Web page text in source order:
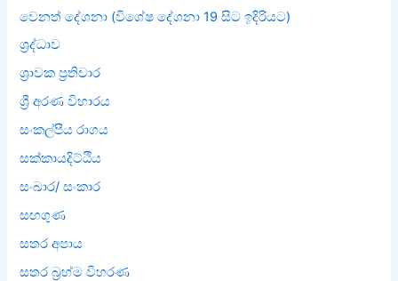
වෙනත් දේශනා (විශේෂ දේශනා 19 සිට ඉදිරියට)
ශ්‍රද්ධාව
ශ්‍රාවක ප්‍රතිචාර
ශ්‍රී අරණ විහාරය
සංකල්පීය රාගය
සක්කායදිට්ඨිය
සංඛාර/ සංකාර
සඟගුණ
සතර අපාය
සතර බ්‍රහ්ම විහරණ